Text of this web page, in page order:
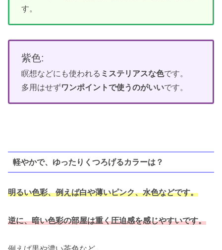
す。
紫色:
瞑想などにも使われる ミステリアスな色です。
多用はせずワンポイントで使うのがいいです。
軽やかで、ゆったりくつろげるカラーは？
明るい色彩、例えば白や薄いピンク、水色などです。
逆に、暗い色彩の部屋は重く圧迫感を感じやすいです。